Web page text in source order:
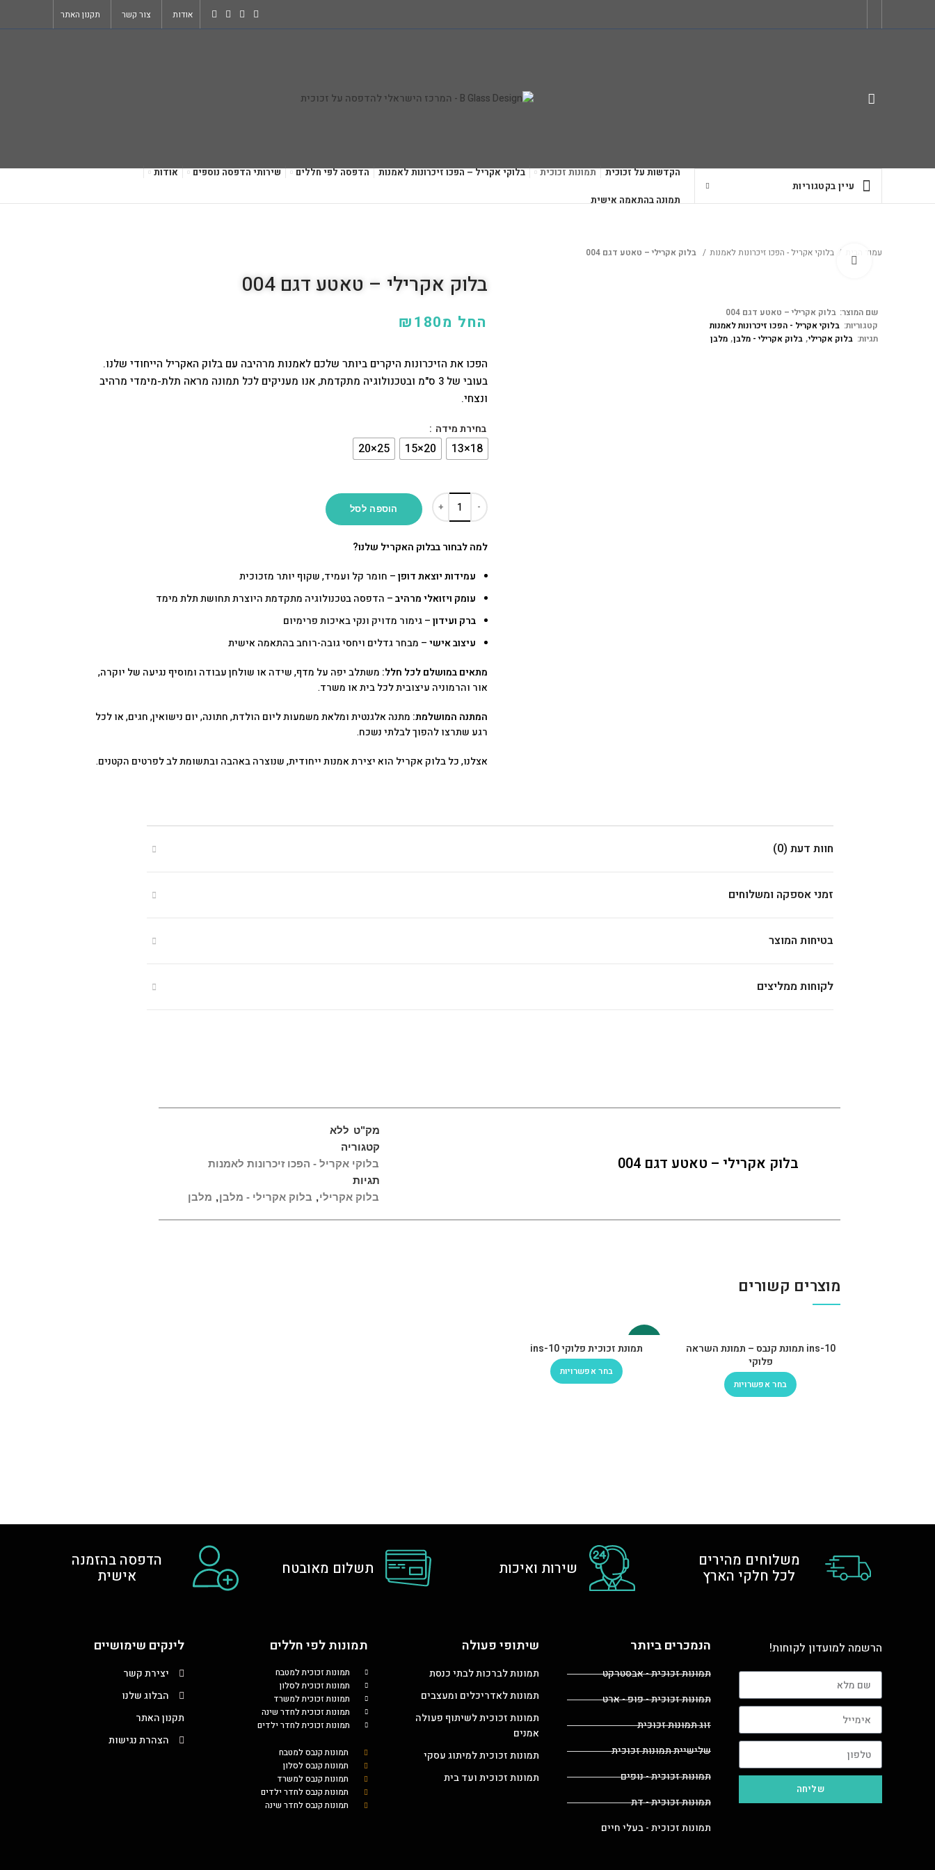
אודות צור קשר תקנון האתר
עיין בקטגוריות
הקדשות על זכוכית תמונות זכוכית בלוקי אקריל – הפכו זיכרונות לאמנות הדפסה לפי חללים שירותי הדפסה נוספים אודות
תמונה בהתאמה אישית
עמוד הבית בלוקי אקריל - הפכו זיכרונות לאמנות בלוק אקרילי – טאטע דגם 004
לחץ להגדלה
שם המוצר: בלוק אקרילי – טאטע דגם 004
קטגוריות: בלוקי אקריל - הפכו זיכרונות לאמנות
תגיות: בלוק אקרילי, בלוק אקרילי - מלבן, מלבן
בלוק אקרילי – טאטע דגם 004
החל מ ₪180
הפכו את הזיכרונות היקרים ביותר שלכם לאמנות מרהיבה עם בלוק האקריל הייחודי שלנו.
בעובי של 3 ס"מ ובטכנולוגיה מתקדמת, אנו מעניקים לכל תמונה מראה תלת-מימדי מרהיב
ונצחי.
בחירת מידה
⁦13×18⁩
⁦20×25⁩
הוספה לסל
למה לבחור בבלוק האקריל שלנו?
עמידות יוצאת דופן– חומר קל ועמיד, שקוף יותר מזכוכית
עומק ויזואלי מרהיב– הדפסה בטכנולוגיה מתקדמת היוצרת תחושת תלת מימד
ברק ועידון– גימור מדויק ונקי באיכות פרימיום
עיצוב אישי– מבחר גדלים ויחסי גובה-רוחב בהתאמה אישית
מתאים במושלם לכל חלל: משתלב יפה על מדף, שידה או שולחן עבודה ומוסיף נגיעה של יוקרה,
אור והרמוניה עיצובית לכל בית או משרד.
המתנה המושלמת: מתנה אלגנטית ומלאת משמעות ליום הולדת, חתונה, יום נישואין, חגים, או לכל
רגע שתרצו להפוך לבלתי נשכח.
אצלנו, כל בלוק אקריל הוא יצירת אמנות ייחודית, שנוצרה באהבה ובתשומת לב לפרטים הקטנים.
חוות דעת (0)
זמני אספקה ומשלוחים
בטיחות המוצר
לקוחות ממליצים
בלוק אקרילי – טאטע דגם 004
מק"ט ללא
קטגוריה
בלוקי אקריל - הפכו זיכרונות לאמנות
תגיות
בלוק אקרילי, בלוק אקרילי - מלבן, מלבן
מוצרים קשורים
ins-10 תמונת קנבס – תמונת השראה
פלוקי
בחר אפשרויות
תמונת זכוכית פלוקי ins-10
בחר אפשרויות
משלוחים מהירים
לכל חלקי הארץ שירות ואיכות תשלום מאובטח הדפסה בהזמנה
אישית
הרשמה למועדון לקוחות!
שליחה
הנמכרים ביותר
תמונות זכוכית - אבסטרקט
תמונות זכוכית - פופ - ארט
זוג תמונות זכוכית
שלישיית תמונות זכוכית
תמונות זכוכית - נופים
תמונות זכוכית - דת
תמונות זכוכית - בעלי חיים
שיתופי פעולה
תמונות לברכות לבתי כנסת
תמונות לאדריכלים ומעצבים
תמונות זכוכית לשיתוף פעולה
אמנים
תמונות זכוכית למיתוג עסקי
תמונות זכוכית ועד בית
תמונות לפי חללים
תמונות זכוכית למטבח
תמונות זכוכית לסלון
תמונות זכוכית למשרד
תמונות זכוכית לחדר שינה
תמונות זכוכית לחדר ילדים
תמונות קנבס למטבח
תמונות קנבס לסלון
תמונות קנבס למשרד
תמונות קנבס לחדר ילדים
תמונות קנבס לחדר שינה
לינקים שימושיים
יצירת קשר
הבלוג שלנו
תקנון האתר
הצהרת נגישות